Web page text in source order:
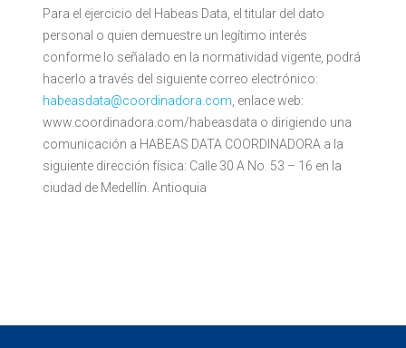
Para el ejercicio del Habeas Data, el titular del dato
personal o quien demuestre un legítimo interés
conforme lo señalado en la normatividad vigente, podrá
hacerlo a través del siguiente correo electrónico:
habeasdata@coordinadora.com , enlace web:
www.coordinadora.com/habeasdata o dirigiendo una
comunicación a HABEAS DATA COORDINADORA a la
siguiente dirección física: Calle 30 A No. 53 – 16 en la
ciudad de Medellín. Antioquia